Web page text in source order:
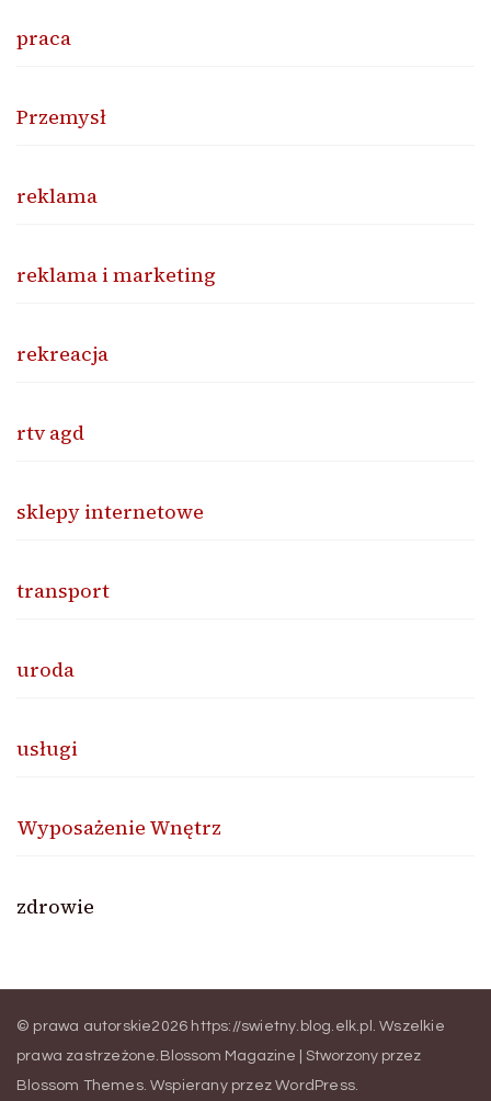
praca
Przemysł
reklama
reklama i marketing
rekreacja
rtv agd
sklepy internetowe
transport
uroda
usługi
Wyposażenie Wnętrz
zdrowie
© prawa autorskie2026 https://swietny.blog.elk.pl . Wszelkie
prawa zastrzeżone. Blossom Magazine | Stworzony przez
Blossom Themes. Wspierany przezWordPress.